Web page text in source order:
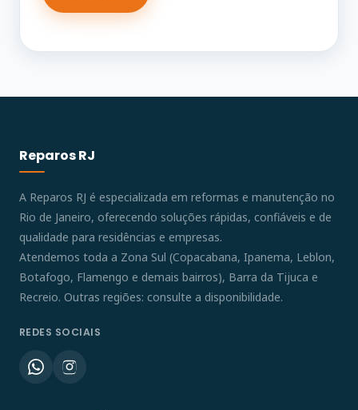
Reparos RJ
A Reparos RJ é especializada em reformas e manutenção no
Rio de Janeiro, oferecendo soluções rápidas, confiáveis e de
qualidade para residências e empresas.
Atendemos toda a Zona Sul (Copacabana, Ipanema, Leblon,
Botafogo, Flamengo e demais bairros), Barra da Tijuca e
Recreio. Outras regiões: consulte a disponibilidade.
REDES SOCIAIS